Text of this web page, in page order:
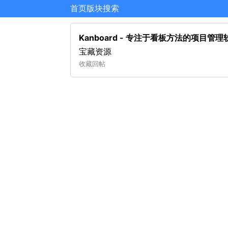
首页版块搜索
Kanboard - 专注于看板方法的项目管理
宝藏资源
收藏回帖